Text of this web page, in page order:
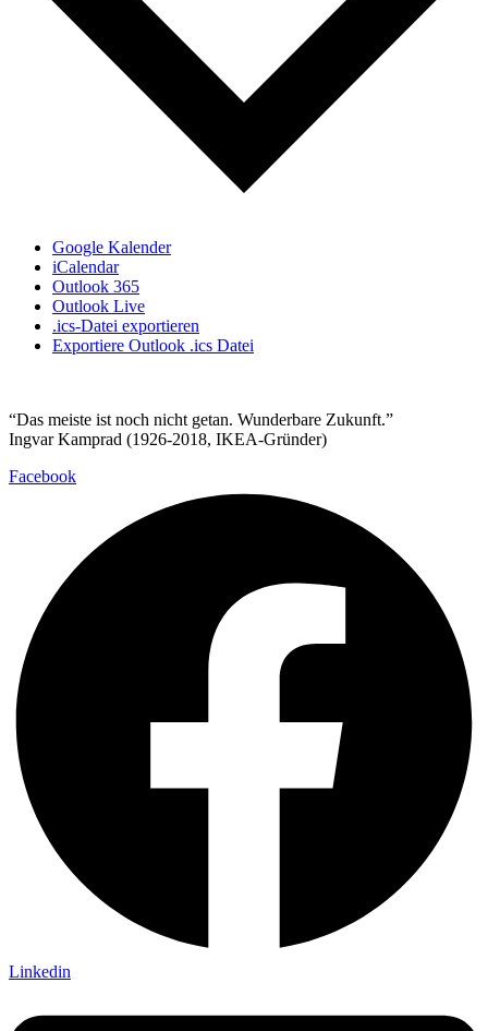
Google Kalender
iCalendar
Outlook 365
Outlook Live
.ics-Datei exportieren
Exportiere Outlook .ics Datei
“Das meiste ist noch nicht getan. Wunderbare Zukunft.”
Ingvar Kamprad (1926-2018, IKEA-Gründer)
Facebook
Linkedin